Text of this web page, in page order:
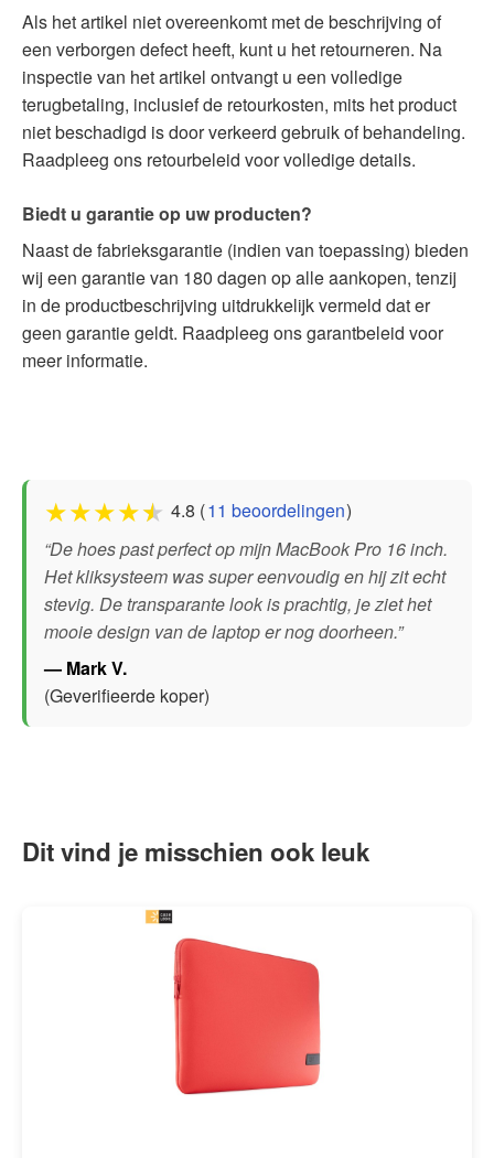
Als het artikel niet overeenkomt met de beschrijving of
een verborgen defect heeft, kunt u het retourneren. Na
inspectie van het artikel ontvangt u een volledige
terugbetaling, inclusief de retourkosten, mits het product
niet beschadigd is door verkeerd gebruik of behandeling.
Raadpleeg ons retourbeleid voor volledige details.
Biedt u garantie op uw producten?
Naast de fabrieksgarantie (indien van toepassing) bieden
wij een garantie van 180 dagen op alle aankopen, tenzij
in de productbeschrijving uitdrukkelijk vermeld dat er
geen garantie geldt. Raadpleeg ons garantbeleid voor
meer informatie.
★★★★★ 4.8 (11 beoordelingen)
“De hoes past perfect op mijn MacBook Pro 16 inch.
Het kliksysteem was super eenvoudig en hij zit echt
stevig. De transparante look is prachtig, je ziet het
mooie design van de laptop er nog doorheen.”
— Mark V.
(Geverifieerde koper)
Dit vind je misschien ook leuk